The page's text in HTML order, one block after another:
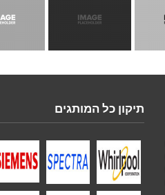
תיקון כל המותגים